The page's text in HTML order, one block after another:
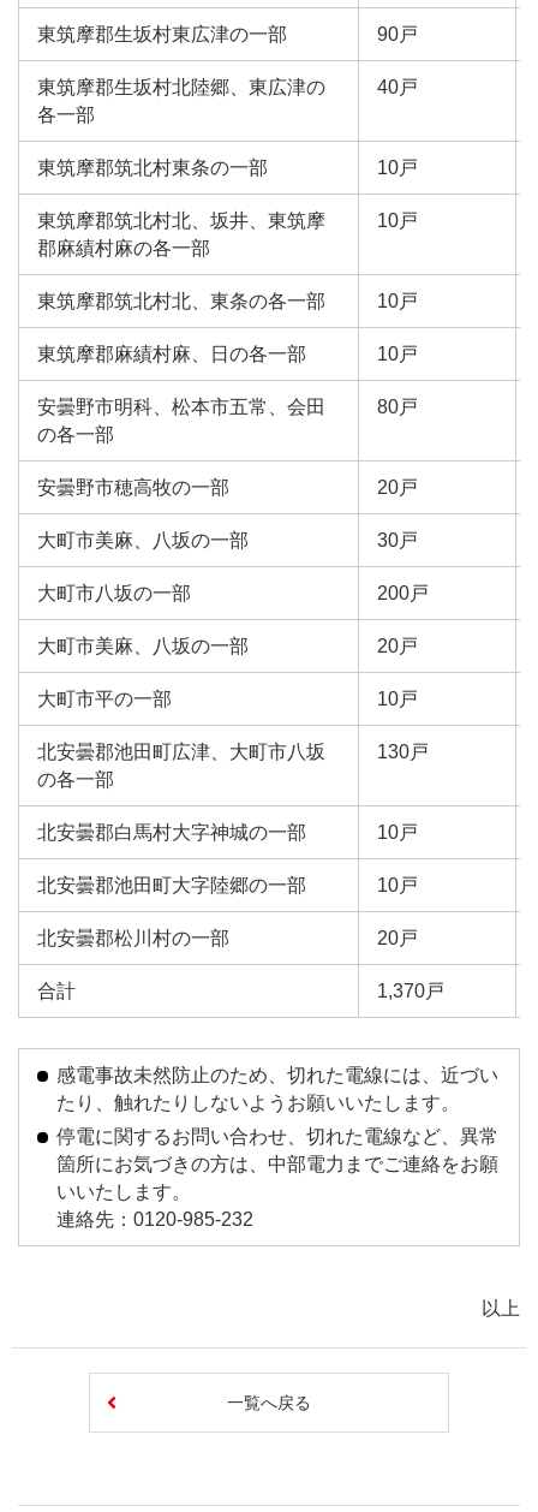
東筑摩郡生坂村東広津の一部 90戸
東筑摩郡生坂村北陸郷、東広津の
各一部
40戸
東筑摩郡筑北村東条の一部 10戸
東筑摩郡筑北村北、坂井、東筑摩
郡麻績村麻の各一部
10戸
東筑摩郡筑北村北、東条の各一部 10戸
東筑摩郡麻績村麻、日の各一部 10戸
安曇野市明科、松本市五常、会田
の各一部
80戸
安曇野市穂高牧の一部 20戸
大町市美麻、八坂の一部 30戸
大町市八坂の一部 200戸
大町市美麻、八坂の一部 20戸
大町市平の一部 10戸
北安曇郡池田町広津、大町市八坂
の各一部
130戸
北安曇郡白馬村大字神城の一部 10戸
北安曇郡池田町大字陸郷の一部 10戸
北安曇郡松川村の一部 20戸
合計 1,370戸
感電事故未然防止のため、切れた電線には、近づい
たり、触れたりしないようお願いいたします。
停電に関するお問い合わせ、切れた電線など、異常
箇所にお気づきの方は、中部電力までご連絡をお願
いいたします。
連絡先：0120-985-232
以上
一覧へ戻る